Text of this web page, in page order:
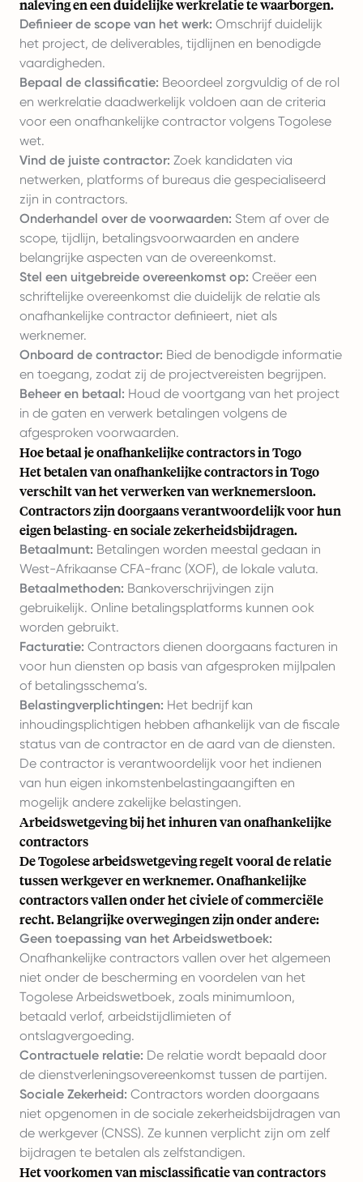
naleving en een duidelijke werkrelatie te waarborgen.
Definieer de scope van het werk: Omschrijf duidelijk
het project, de deliverables, tijdlijnen en benodigde
vaardigheden.
Bepaal de classificatie: Beoordeel zorgvuldig of de rol
en werkrelatie daadwerkelijk voldoen aan de criteria
voor een onafhankelijke contractor volgens Togolese
wet.
Vind de juiste contractor: Zoek kandidaten via
netwerken, platforms of bureaus die gespecialiseerd
zijn in contractors.
Onderhandel over de voorwaarden: Stem af over de
scope, tijdlijn, betalingsvoorwaarden en andere
belangrijke aspecten van de overeenkomst.
Stel een uitgebreide overeenkomst op: Creëer een
schriftelijke overeenkomst die duidelijk de relatie als
onafhankelijke contractor definieert, niet als
werknemer.
Onboard de contractor: Bied de benodigde informatie
en toegang, zodat zij de projectvereisten begrijpen.
Beheer en betaal: Houd de voortgang van het project
in de gaten en verwerk betalingen volgens de
afgesproken voorwaarden.
Hoe betaal je onafhankelijke contractors in Togo
Het betalen van onafhankelijke contractors in Togo
verschilt van het verwerken van werknemersloon.
Contractors zijn doorgaans verantwoordelijk voor hun
eigen belasting- en sociale zekerheidsbijdragen.
Betaalmunt: Betalingen worden meestal gedaan in
West-Afrikaanse CFA-franc (XOF), de lokale valuta.
Betaalmethoden: Bankoverschrijvingen zijn
gebruikelijk. Online betalingsplatforms kunnen ook
worden gebruikt.
Facturatie: Contractors dienen doorgaans facturen in
voor hun diensten op basis van afgesproken mijlpalen
of betalingsschema’s.
Belastingverplichtingen: Het bedrijf kan
inhoudingsplichtigen hebben afhankelijk van de fiscale
status van de contractor en de aard van de diensten.
De contractor is verantwoordelijk voor het indienen
van hun eigen inkomstenbelastingaangiften en
mogelijk andere zakelijke belastingen.
Arbeidswetgeving bij het inhuren van onafhankelijke
contractors
De Togolese arbeidswetgeving regelt vooral de relatie
tussen werkgever en werknemer. Onafhankelijke
contractors vallen onder het civiele of commerciële
recht. Belangrijke overwegingen zijn onder andere:
Geen toepassing van het Arbeidswetboek:
Onafhankelijke contractors vallen over het algemeen
niet onder de bescherming en voordelen van het
Togolese Arbeidswetboek, zoals minimumloon,
betaald verlof, arbeidstijdlimieten of
ontslagvergoeding.
Contractuele relatie: De relatie wordt bepaald door
de dienstverleningsovereenkomst tussen de partijen.
Sociale Zekerheid: Contractors worden doorgaans
niet opgenomen in de sociale zekerheidsbijdragen van
de werkgever (CNSS). Ze kunnen verplicht zijn om zelf
bijdragen te betalen als zelfstandigen.
Het voorkomen van misclassificatie van contractors